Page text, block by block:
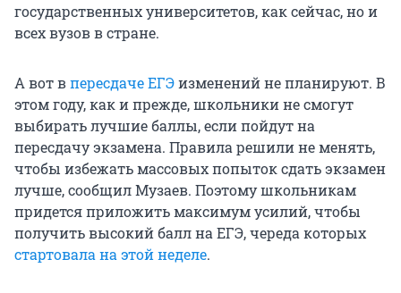
государственных университетов, как сейчас, но и
всех вузов в стране.
А вот впересдаче ЕГЭизменений не планируют. В
этом году, как и прежде, школьники не смогут
выбирать лучшие баллы, если пойдут на
пересдачу экзамена. Правила решили не менять,
чтобы избежать массовых попыток сдать экзамен
лучше, сообщил Музаев. Поэтому школьникам
придется приложить максимум усилий, чтобы
получить высокий балл на ЕГЭ, череда которых
стартовала на этой неделе.